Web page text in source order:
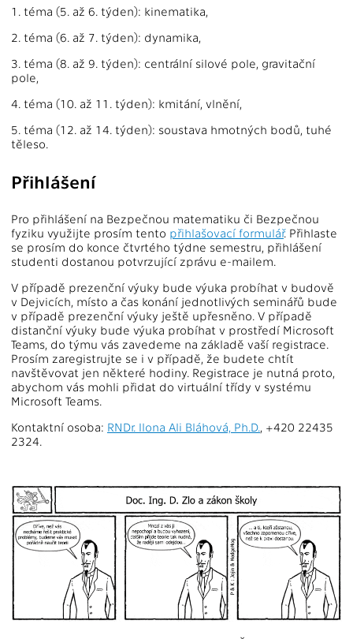
1. téma (5. až 6. týden): kinematika,
2. téma (6. až 7. týden): dynamika,
3. téma (8. až 9. týden): centrální silové pole, gravitační
pole,
4. téma (10. až 11. týden): kmitání, vlnění,
5. téma (12. až 14. týden): soustava hmotných bodů, tuhé
těleso.
Přihlášení
Pro přihlášení na Bezpečnou matematiku či Bezpečnou
fyziku využijte prosím tento přihlašovací formulář. Přihlaste
se prosím do konce čtvrtého týdne semestru, přihlášení
studenti dostanou potvrzující zprávu e-mailem.
V případě prezenční výuky bude výuka probíhat v budově
v Dejvicích, místo a čas konání jednotlivých seminářů bude
v případě prezenční výuky ještě upřesněno. V případě
distanční výuky bude výuka probíhat v prostředí Microsoft
Teams, do týmu vás zavedeme na základě vaší registrace.
Prosím zaregistrujte se i v případě, že budete chtít
navštěvovat jen některé hodiny. Registrace je nutná proto,
abychom vás mohli přidat do virtuální třídy v systému
Microsoft Teams.
Kontaktní osoba: RNDr. Ilona Ali Bláhová, Ph.D., +420 22435
2324.